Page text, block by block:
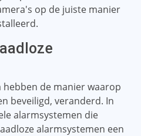
op de juiste manier
de manier waarop
beveiligd, veranderd. In
alarmsystemen die
alarmsystemen een